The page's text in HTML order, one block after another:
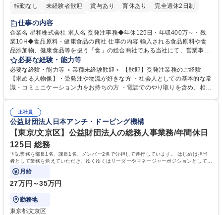
転勤なし
未経験者歓迎 賞与あり 育休あり
完全週休2日制
交通費支給
仕事の内容
企業名 星和株式会社 求人名 受発注事務◆年休125日・年収400万～・残
業10H◆食品原料・健康食品の商社 仕事の内容 輸入される食品原料や食
品添加物、健康食品等を扱う「食」の総合商社である当社にて、営業事務
として営業サポートや書類作成、データ入力、電話対応などの業務をお任
せします。 ・受注／出荷指示／売上管理／仕入管理／在庫管理／お客様や
倉庫と電話確認など、販売に関わる事務、営業サポートをお願いします。
・入社後は商品について覚えることから始め、先輩社員OJTと共に業務を
万～・残業10H◆食品原料・健康食品の商社
必要な経験・能力等
必要な経験・能力等 ＜業種未経験歓迎＞ 【歓迎】受発注業務のご経験
【求める人物像】・受発注や物流が好きな方 ・社会人としての基本的な常
識・コミュニケーション力をお持ちの方 ・電話でのやり取りを含め、相手
演算ができる方 ・業務ルールや指示を理解し、行動できる方 学歴・資格
学歴：大学院 大学 短大 語学力： 資格：
正社員
公益財団法人日本アンチ・ドーピング機構
【東京/文京区】公益財団法人の総務人事業務/年間休日
125日 総務
下記業務を部長1名、課長1名、メンバー2名で分担して遂行しています。 はじめは担当
者として業務を覚えていただき、ゆくゆくはリーダーやマネージャーポジションとして活
躍いただくことを期待しています。
月給
27万円～35万円
勤務地
東京都文京区